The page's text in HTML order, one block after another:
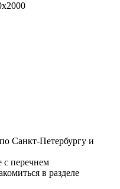
Санкт-Петербургу и
перечнем
в разделе